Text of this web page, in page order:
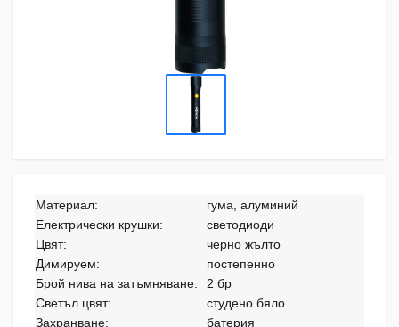
Материал:
гума, алуминий
Електрически крушки:
светодиоди
Цвят:
черно жълто
Димируем:
постепенно
Брой нива на затъмняване:
2 бр
Светъл цвят:
студено бяло
Захранване:
батерия